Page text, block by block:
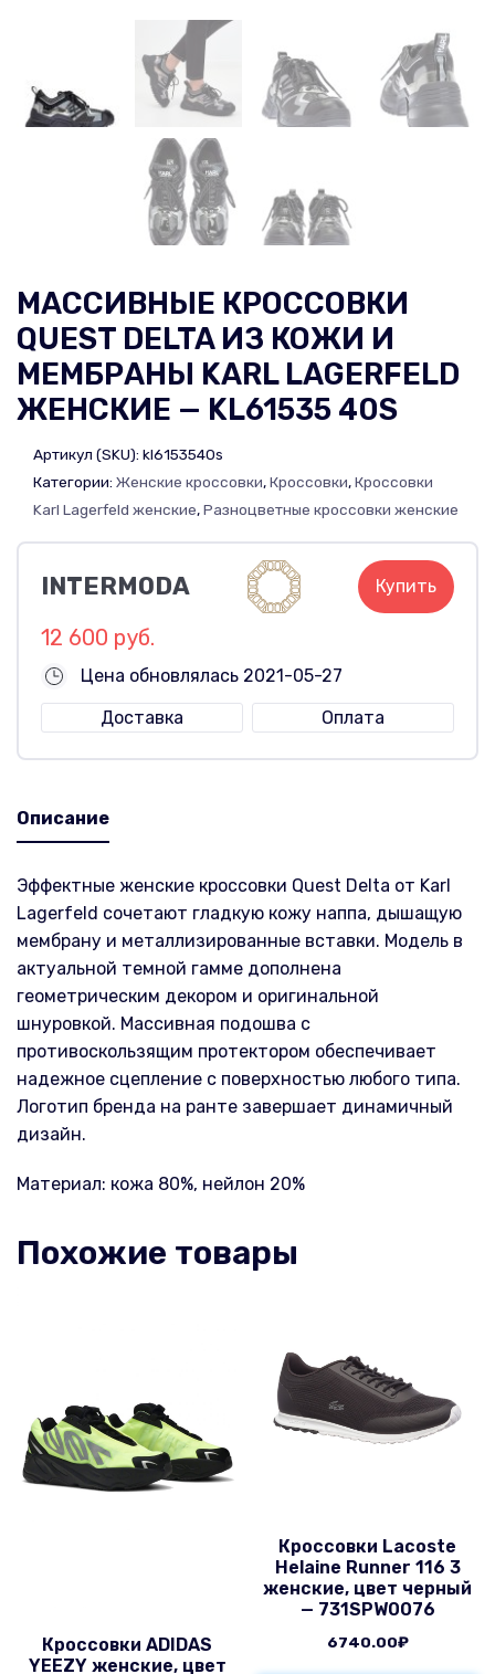
МАССИВНЫЕ КРОССОВКИ
QUEST DELTA ИЗ КОЖИ И
МЕМБРАНЫ KARL LAGERFELD
ЖЕНСКИЕ — KL61535 40S
Артикул (SKU): kl6153540s
Категории: Женские кроссовки,Кроссовки,Кроссовки
Karl Lagerfeld женские,Разноцветные кроссовки женские
INTERMODA Купить
12 600 руб.
Цена обновлялась 2021-05-27
Доставка
Оплата
Описание
Эффектные женские кроссовки Quest Delta от Karl
Lagerfeld сочетают гладкую кожу наппа, дышащую
мембрану и металлизированные вставки. Модель в
актуальной темной гамме дополнена
геометрическим декором и оригинальной
шнуровкой. Массивная подошва с
противоскользящим протектором обеспечивает
надежное сцепление с поверхностью любого типа.
Логотип бренда на ранте завершает динамичный
дизайн.
Материал: кожа 80%, нейлон 20%
Похожие товары
Кроссовки ADIDAS
YEEZY женские, цвет
Кроссовки Lacoste
Helaine Runner 116 3
женские, цвет черный
— 731SPW0076
6740.00₽